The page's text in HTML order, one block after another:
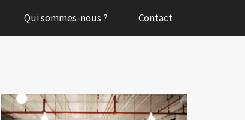
Qui sommes-nous ? Contact